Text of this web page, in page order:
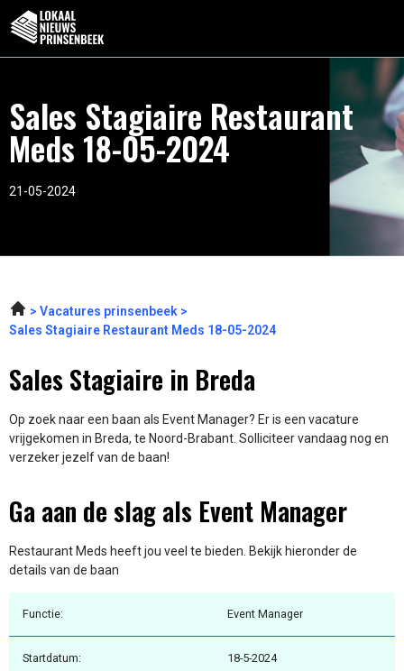
Sales Stagiaire Restaurant
Meds 18-05-2024
21-05-2024
Vacatures prinsenbeek
Sales Stagiaire Restaurant Meds 18-05-2024
Sales Stagiaire in Breda
Op zoek naar een baan als Event Manager? Er is een vacature
vrijgekomen in Breda, te Noord-Brabant. Solliciteer vandaag nog en
verzeker jezelf van de baan!
Ga aan de slag als Event Manager
Restaurant Meds heeft jou veel te bieden. Bekijk hieronder de
details van de baan
Functie: Event Manager
Startdatum: 18-5-2024